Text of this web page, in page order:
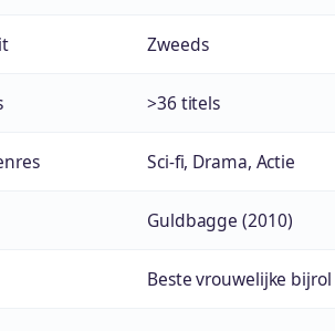
Zweeds
>36 titels
Sci-fi, Drama, Actie
Guldbagge (2010)
Beste vrouwelijke bijrol